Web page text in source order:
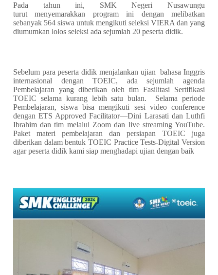
Pada tahun ini, SMK Negeri Nusawungu
turut menyemarakkan program ini dengan melibatkan
sebanyak 564 siswa untuk mengikuti seleksi VIERA dan yang
diumumkan lolos seleksi ada sejumlah 20 peserta didik.
Sebelum para peserta didik menjalankan ujian bahasa Inggris
internasional dengan TOEIC, ada sejumlah agenda
Pembelajaran yang diberikan oleh tim Fasilitasi Sertifikasi
TOEIC selama kurang lebih satu bulan. Selama periode
Pembelajaran, siswa bisa mengikuti sesi video conference
dengan ETS Approved Facilitator—Dini Larasati dan Luthfi
Ibrahim dan tim melalui Zoom dan live streaming YouTube.
Paket materi pembelajaran dan persiapan TOEIC juga
diberikan dalam bentuk TOEIC Practice Tests-Digital Version
agar peserta didik kami siap menghadapi ujian dengan baik